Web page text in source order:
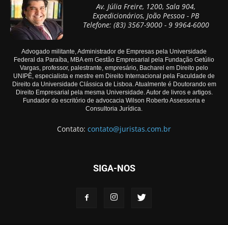
Av. Júlia Freire, 1200, Sala 904,
Expedicionários, João Pessoa - PB
Telefone: (83) 3567-9000 - 9 9964-6000
Advogado militante, Administrador de Empresas pela Universidade
Federal da Paraíba, MBA em Gestão Empresarial pela Fundação Getúlio
Vargas, professor, palestrante, empresário, Bacharel em Direito pelo
UNIPÊ, especialista e mestre em Direito Internacional pela Faculdade de
Direito da Universidade Clássica de Lisboa. Atualmente é Doutorando em
Direito Empresarial pela mesma Universidade. Autor de livros e artigos.
Fundador do escritório de advocacia Wilson Roberto Assessoria e
Consultoria Jurídica.
Contato: contato@juristas.com.br
SIGA-NOS